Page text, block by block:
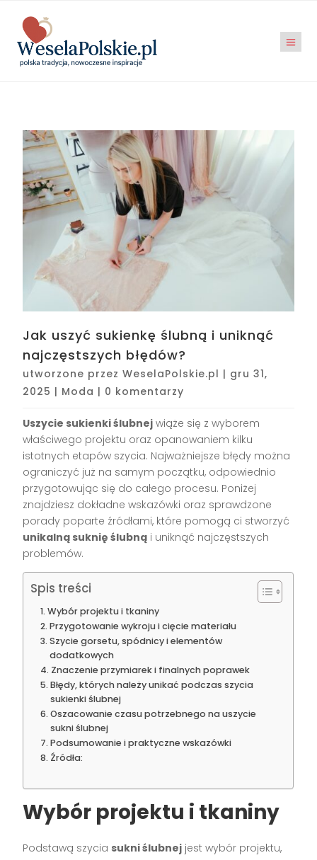
Jak uszyć sukienkę ślubną i uniknąć
najczęstszych błędów?
utworzone przezWeselaPolskie.pl | gru 31,
2025 | Moda | 0 komentarzy
Uszycie sukienki ślubnej wiąże się z wyborem
właściwego projektu oraz opanowaniem kilku
istotnych etapów szycia. Najważniejsze błędy można
ograniczyć już na samym początku, odpowiednio
przygotowując się do całego procesu. Poniżej
znajdziesz dokładne wskazówki oraz sprawdzone
porady poparte źródłami, które pomogą ci stworzyć
unikalną suknię ślubną i uniknąć najczęstszych
problemów.
Spis treści
Wybór projektu i tkaniny
Przygotowanie wykroju i cięcie materiału
Szycie gorsetu, spódnicy i elementów
dodatkowych
Znaczenie przymiarek i finalnych poprawek
Błędy, których należy unikać podczas szycia
sukienki ślubnej
Oszacowanie czasu potrzebnego na uszycie
sukni ślubnej
Podsumowanie i praktyczne wskazówki
Źródła:
Wybór projektu i tkaniny
Podstawą szycia sukni ślubnej jest wybór projektu,